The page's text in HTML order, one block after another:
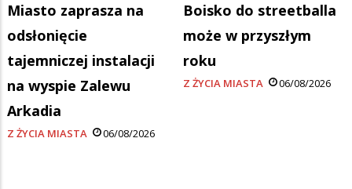
Miasto zaprasza na
odsłonięcie
tajemniczej instalacji
na wyspie Zalewu
Arkadia
Z ŻYCIA MIASTA 06/08/2026
Boisko do streetballa
może w przyszłym
roku
Z ŻYCIA MIASTA 06/08/2026